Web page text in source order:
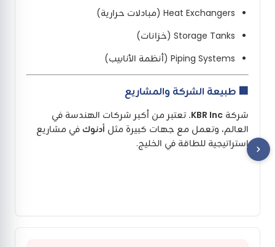
Heat Exchangers (مبادلات حرارية)
Storage Tanks (خزانات)
Piping Systems (أنظمة الأنابيب)
🏢 طبيعة الشركة والمشاريع
شركة KBR Inc. تعتبر من أكبر شركات الهندسة في
العالم، وتعمل مع جهات كبيرة مثل أدنوك في مشاريع
استراتيجية للطاقة في الخليج.